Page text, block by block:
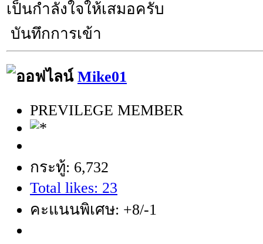
เป็นกำลังใจให้เสมอครับ
บันทึกการเข้า
Mike01
PREVILEGE MEMBER
กระทู้: 6,732
Total likes: 23
คะแนนพิเศษ: +8/-1